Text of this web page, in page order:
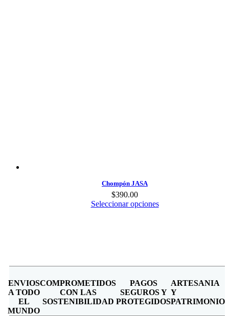
Chompón JASA
$390.00
Seleccionar opciones
ENVIOS
A TODO
EL
MUNDO
COMPROMETIDOS
CON LAS
SOSTENIBILIDAD
PAGOS
SEGUROS Y
PROTEGIDOS
ARTESANIA
Y
PATRIMONIO